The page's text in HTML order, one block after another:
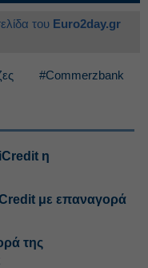
του Euro2day.gr
#Commerzbank
η
με επαναγορά
της